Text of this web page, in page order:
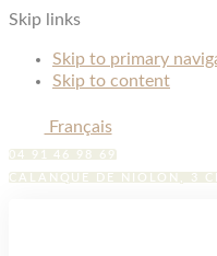
Skip links
Skip to primary
Skip to content
Français
04 91 46 98 69
CALANQUE DE NIOLON, 3